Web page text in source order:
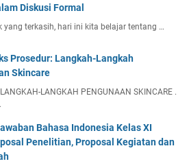
Diskusi Formal
yang terkasih, hari ini kita belajar tentang …
Prosedur: Langkah-Langkah
Skincare
LANGKAH PENGUNAAN SKINCARE .
Bahasa Indonesia Kelas XI
Penelitian, Proposal Kegiatan dan